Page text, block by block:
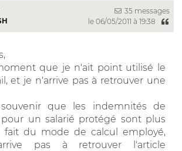
35 messages
le 06/05/2011 à 19:38
que je n'ait point utilisé le
et je n'arrive pas à retrouver une
que les indemnités de
un salarié protégé sont plus
fait du mode de calcul employé,
pas à retrouver l'article